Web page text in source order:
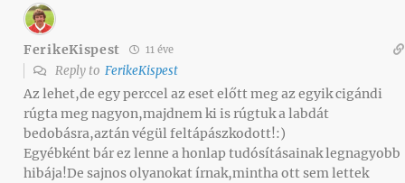
FerikeKispest 11 éve
Reply to FerikeKispest
Az lehet,de egy perccel az eset előtt meg az egyik cigándi
rúgta meg nagyon,majdnem ki is rúgtuk a labdát
bedobásra,aztán végül feltápászkodott!:)
Egyébként bár ez lenne a honlap tudósításainak legnagyobb
hibája!De sajnos olyanokat írnak,mintha ott sem lettek